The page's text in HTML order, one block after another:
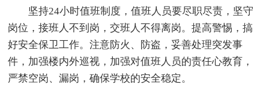
坚持24小时值班制度，值班人员要尽职尽责，坚守
岗位，接班人不到岗，交班人不得离岗。提高警惕，搞
好安全保卫工作。注意防火、防盗，妥善处理突发事
件，加强楼内外巡视，加强对值班人员的责任心教育，
严禁空岗、漏岗，确保学校的安全稳定。